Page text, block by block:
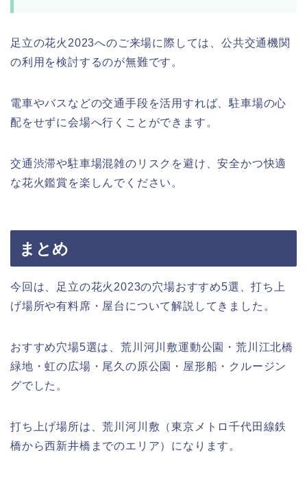
足立の花火2023へのご来場に際しては、公共交通機関
の利用を検討するのが無難です。
電車やバスなどの交通手段を活用すれば、駐車場の心
配をせずに会場へ行くことができます。
交通渋滞や駐車場混雑のリスクを避け、安全かつ快適
な花火鑑賞を楽しんでください。
まとめ
今回は、足立の花火2023の穴場おすすめ5選、打ち上
げ場所や有料席・屋台について解説してきました。
おすすめ穴場5選は、荒川河川敷運動公園・荒川江北橋
緑地・虹の広場・尾久の原公園・屋形船・クルージン
グでした。
打ち上げ場所は、荒川河川敷（東京メトロ千代田線鉄
橋から西新井橋までのエリア）になります。